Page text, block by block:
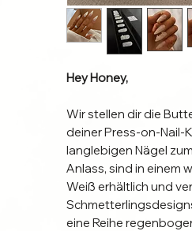
Hey Honey,
Wir stellen dir die
deiner Press-on-Nail-
langlebigen Nägel
Anlass, sind in einem
Weiß erhältlich und
eine Reihe